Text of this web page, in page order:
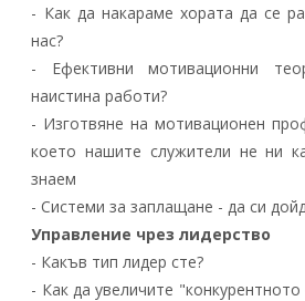
- Как да накараме хората да се
нас?
- Ефективни мотивационни
наистина работи?
- Изготвяне на мотивационен
което нашите служители не ни
знаем
- Системи за заплащане - да си
Управление чрез лидерство
- Какъв тип лидер сте?
- Как да увеличите